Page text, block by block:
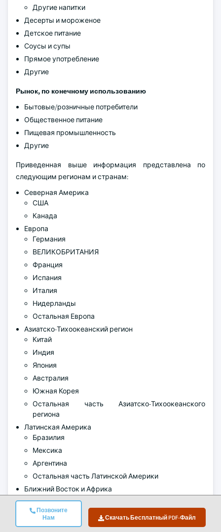
Позвоните
Нам
Скачать Бесплатный PDF-Файл
Другие напитки
Десерты и мороженое
Детское питание
Соусы и супы
Прямое употребление
Другие
Рынок, по конечному использованию
Бытовые/розничные потребители
Общественное питание
Пищевая промышленность
Другие
Приведенная выше информация представлена по
следующим регионам и странам:
Северная Америка
США
Канада
Европа
Германия
ВЕЛИКОБРИТАНИЯ
Франция
Испания
Италия
Нидерланды
Остальная Европа
Азиатско-Тихоокеанский регион
Китай
Индия
Япония
Австралия
Южная Корея
Остальная часть Азиатско-Тихоокеанского
региона
Латинская Америка
Бразилия
Мексика
Аргентина
Остальная часть Латинской Америки
Ближний Восток и Африка
Саудовская Аравия
Южная Африка
ОАЭ